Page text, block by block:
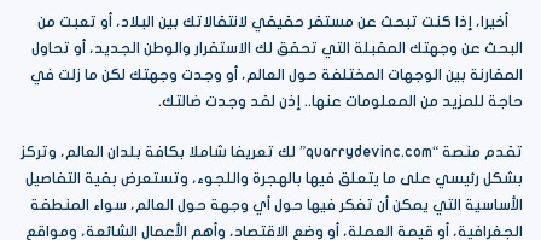
أخيرا، إذا كنت تبحث عن مستقر حقيقي لانتقالاتك بين البلاد، أو تعبت من
البحث عن وجهتك المقبلة التي تحقق لك الاستقرار والوطن الجديد، أو تحاول
المقارنة بين الوجهات المختلفة حول العالم، أو وجدت وجهتك لكن ما زلت في
حاجة للمزيد من المعلومات عنها.. إذن لقد وجدت ضالتك.
تقدم منصة “quarrydevinc.com” لك تعريفا شاملا بكافة بلدان العالم، وتركز
بشكل رئيسي على ما يتعلق فيها بالهجرة واللجوء، وتستعرض بقية التفاصيل
الأساسية التي يمكن أن تفكر فيها حول أي وجهة حول العالم، سواء المنطقة
الجغرافية، أو قيمة العملة، أو وضع الاقتصاد، وأهم الأعمال الشائعة، ومواقع